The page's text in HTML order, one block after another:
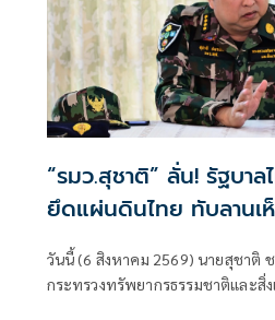
“รมว.สุชาติ” ลั่น! รัฐบา
ยึดแผ่นดินไทย ทับลานเ
ตาร์เวลล์ การ์เด้นโฮม”
เตือนผู้ฝ่าฝืนเจอมาตรก
วันนี้ (6 สิงหาคม 2569) นายสุชาติ
กระทรวงทรัพยากรธรรมชาติและสิ่